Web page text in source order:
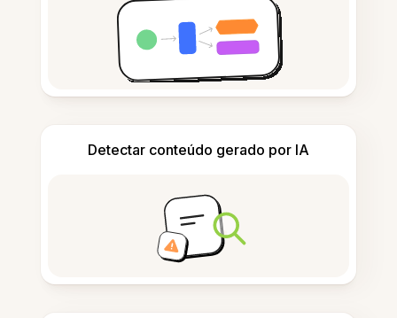
Detectar conteúdo gerado por IA